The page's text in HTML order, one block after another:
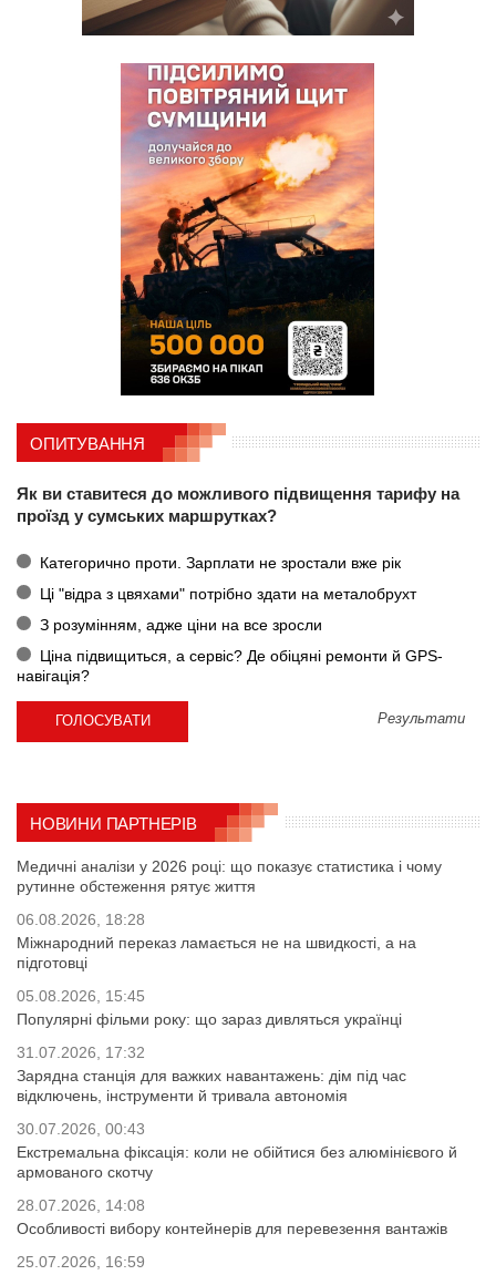
ОПИТУВАННЯ
Як ви ставитеся до можливого підвищення тарифу на
проїзд у сумських маршрутках?
Категорично проти. Зарплати не зростали вже рік
Ці "відра з цвяхами" потрібно здати на металобрухт
З розумінням, адже ціни на все зросли
Ціна підвищиться, а сервіс? Де обіцяні ремонти й GPS-
навігація?
Результати
НОВИНИ ПАРТНЕРІВ
Медичні аналізи у 2026 році: що показує статистика і чому
рутинне обстеження рятує життя
06.08.2026, 18:28
Міжнародний переказ ламається не на швидкості, а на
підготовці
05.08.2026, 15:45
Популярні фільми року: що зараз дивляться українці
31.07.2026, 17:32
Зарядна станція для важких навантажень: дім під час
відключень, інструменти й тривала автономія
30.07.2026, 00:43
Екстремальна фіксація: коли не обійтися без алюмінієвого й
армованого скотчу
28.07.2026, 14:08
Особливості вибору контейнерів для перевезення вантажів
25.07.2026, 16:59